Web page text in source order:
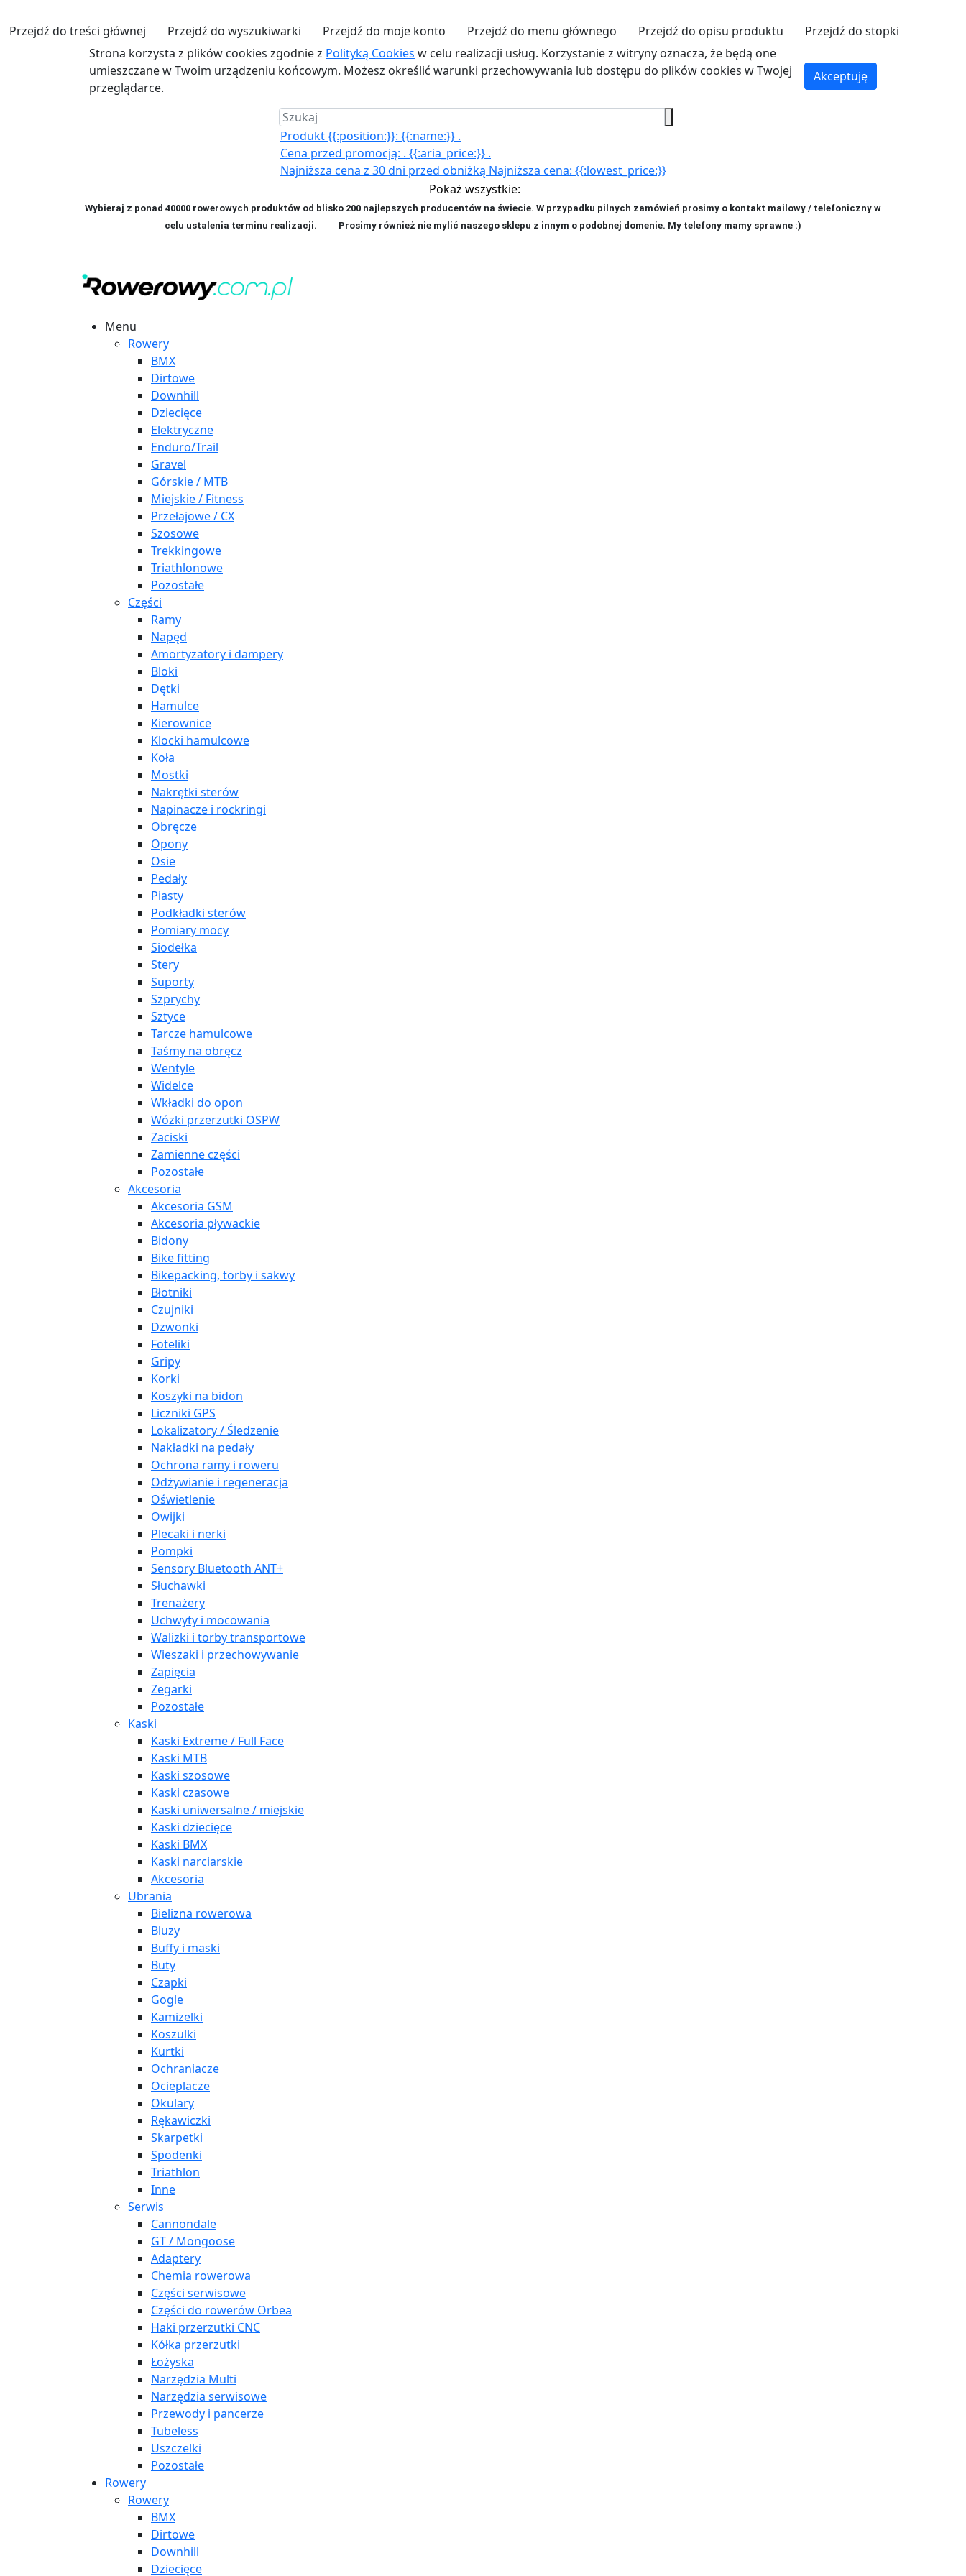
Przejdź do treści głównej Przejdź do wyszukiwarki Przejdź do moje konto Przejdź do menu głównego Przejdź do opisu produktu
Przejdź do stopki
Strona korzysta z plików cookies zgodnie z Polityką Cookies w celu realizacji usług. Korzystanie z witryny oznacza, że będą one
umieszczane w Twoim urządzeniu końcowym. Możesz określić warunki przechowywania lub dostępu do plików cookies w Twojej
przeglądarce.
Akceptuję
Produkt {{:position:}}: {{:name:}} .
Cena przed promocją: . {{:aria_price:}} .
Najniższa cena z 30 dni przed obniżką Najniższa cena: {{:lowest_price:}}
Pokaż wszystkie:
Wybieraj z ponad 40000 rowerowych produktów od blisko 200 najlepszych producentów na świecie. W przypadku pilnych zamówień prosimy o kontakt mailowy / telefoniczny w
celu ustalenia terminu realizacji. Prosimy również nie mylić naszego sklepu z innym o podobnej domenie. My telefony mamy sprawne :)
Menu
Rowery
BMX
Dirtowe
Downhill
Dziecięce
Elektryczne
Enduro/Trail
Gravel
Górskie / MTB
Miejskie / Fitness
Przełajowe / CX
Szosowe
Trekkingowe
Triathlonowe
Pozostałe
Części
Ramy
Napęd
Amortyzatory i dampery
Bloki
Dętki
Hamulce
Kierownice
Klocki hamulcowe
Koła
Mostki
Nakrętki sterów
Napinacze i rockringi
Obręcze
Opony
Osie
Pedały
Piasty
Podkładki sterów
Pomiary mocy
Siodełka
Stery
Suporty
Szprychy
Sztyce
Tarcze hamulcowe
Taśmy na obręcz
Wentyle
Widelce
Wkładki do opon
Wózki przerzutki OSPW
Zaciski
Zamienne części
Pozostałe
Akcesoria
Akcesoria GSM
Akcesoria pływackie
Bidony
Bike fitting
Bikepacking, torby i sakwy
Błotniki
Czujniki
Dzwonki
Foteliki
Gripy
Korki
Koszyki na bidon
Liczniki GPS
Lokalizatory / Śledzenie
Nakładki na pedały
Ochrona ramy i roweru
Odżywianie i regeneracja
Oświetlenie
Owijki
Plecaki i nerki
Pompki
Sensory Bluetooth ANT+
Słuchawki
Trenażery
Uchwyty i mocowania
Walizki i torby transportowe
Wieszaki i przechowywanie
Zapięcia
Zegarki
Pozostałe
Kaski
Kaski Extreme / Full Face
Kaski MTB
Kaski szosowe
Kaski czasowe
Kaski uniwersalne / miejskie
Kaski dziecięce
Kaski BMX
Kaski narciarskie
Akcesoria
Ubrania
Bielizna rowerowa
Bluzy
Buffy i maski
Buty
Czapki
Gogle
Kamizelki
Koszulki
Kurtki
Ochraniacze
Ocieplacze
Okulary
Rękawiczki
Skarpetki
Spodenki
Triathlon
Inne
Serwis
Cannondale
GT / Mongoose
Adaptery
Chemia rowerowa
Części serwisowe
Części do rowerów Orbea
Haki przerzutki CNC
Kółka przerzutki
Łożyska
Narzędzia Multi
Narzędzia serwisowe
Przewody i pancerze
Tubeless
Uszczelki
Pozostałe
Rowery
Rowery
BMX
Dirtowe
Downhill
Dziecięce